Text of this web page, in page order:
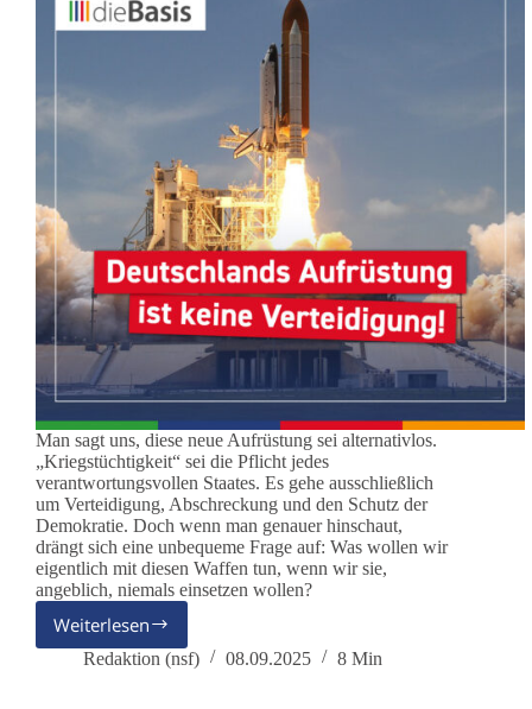
Man sagt uns, diese neue Aufrüstung sei alternativlos.
„Kriegstüchtigkeit“ sei die Pflicht jedes
verantwortungsvollen Staates. Es gehe ausschließlich
um Verteidigung, Abschreckung und den Schutz der
Demokratie. Doch wenn man genauer hinschaut,
drängt sich eine unbequeme Frage auf: Was wollen wir
eigentlich mit diesen Waffen tun, wenn wir sie,
angeblich, niemals einsetzen wollen?
WeiterlesenZeitenwende
oder
Redaktion (nsf) 08.09.2025 8 Min